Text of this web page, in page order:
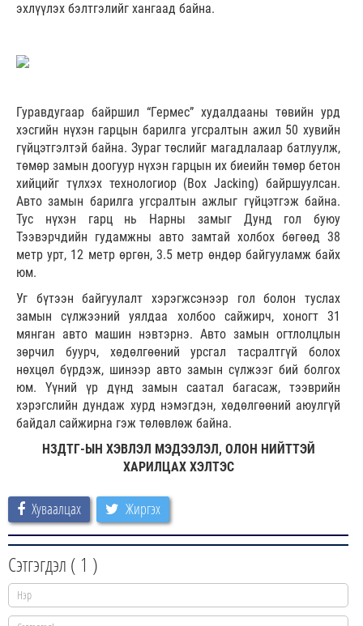
эхлүүлэх бэлтгэлийг хангаад байна.
Гуравдугаар байршил “Гермес” худалдааны төвийн урд
хэсгийн нүхэн гарцын барилга угсралтын ажил 50 хувийн
гүйцэтгэлтэй байна. Зураг төслийг магадлалаар батлуулж,
төмөр замын доогуур нүхэн гарцын их биеийн төмөр бетон
хийцийг түлхэх технологиор (Box Jacking) байршуулсан.
Авто замын барилга угсралтын ажлыг гүйцэтгэж байна.
Тус нүхэн гарц нь Нарны замыг Дунд гол буюу
Тээвэрчдийн гудамжны авто замтай холбох бөгөөд 38
метр урт, 12 метр өргөн, 3.5 метр өндөр байгууламж байх
юм.
Уг бүтээн байгуулалт хэрэгжсэнээр гол болон туслах
замын сүлжээний уялдаа холбоо сайжирч, хоногт 31
мянган авто машин нэвтэрнэ. Авто замын огтлолцлын
зөрчил буурч, хөдөлгөөний урсгал тасралтгүй болох
нөхцөл бүрдэж, шинээр авто замын сүлжээг бий болгох
юм. Үүний үр дүнд замын саатал багасаж, тээврийн
хэрэгслийн дундаж хурд нэмэгдэн, хөдөлгөөний аюулгүй
байдал сайжирна гэж төлөвлөж байна.
НЗДТГ-ЫН ХЭВЛЭЛ МЭДЭЭЛЭЛ, ОЛОН НИЙТТЭЙ
ХАРИЛЦАХ ХЭЛТЭС
Хуваалцах Жиргэх
Сэтгэгдэл ( 1 )